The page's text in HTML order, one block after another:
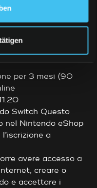
per Nintendo
per 3 mesi (90
Switch Questo
nel Nintendo eShop
a
avere accesso a
creare o
e accettare i